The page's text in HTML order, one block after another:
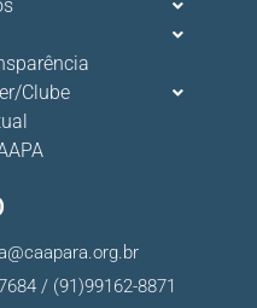
o Clube da Advocac s...
importante quanto s...
Clube
/ (91)99162-8871